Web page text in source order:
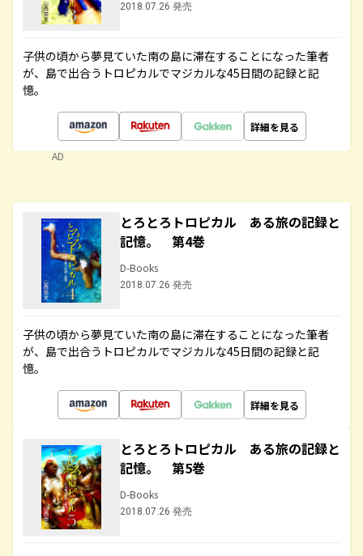
2018.07.26 発売
子供の頃から夢見ていた南の島に滞在することになった筆者
が、島で出合うトロピカルでマジカルな45日間の記録と記
憶。
詳細を見る
AD
とろとろトロピカル ある旅の記録と
記憶。 第4巻
D-Books
2018.07.26 発売
子供の頃から夢見ていた南の島に滞在することになった筆者
が、島で出合うトロピカルでマジカルな45日間の記録と記
憶。
詳細を見る
とろとろトロピカル ある旅の記録と
記憶。 第5巻
D-Books
2018.07.26 発売